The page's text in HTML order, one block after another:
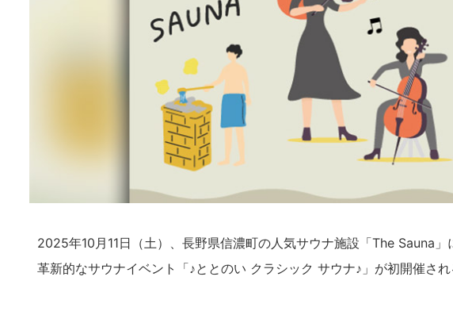
2025年10月11日（土）、長野県信濃町の人気サウナ施設「The Sauna
革新的なサウナイベント「♪ととのい クラシック サウナ♪」が初開催され